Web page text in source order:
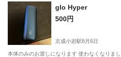
東京 板橋区
glo Hyper
500円
京成小岩駅8月6日
本体のみのお渡しになります 使わなくなりま